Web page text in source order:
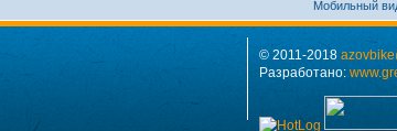
Мобильный
© 2011-2018
Разработано: